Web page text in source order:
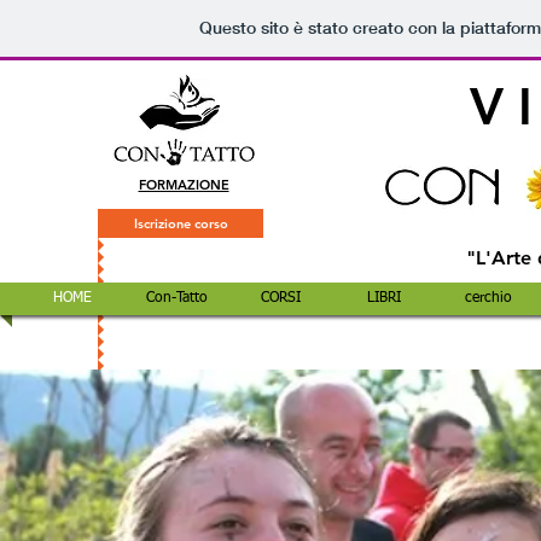
Questo sito è stato creato con la
FORMAZIONE
Iscrizione corso
V
"L'Arte
HOME Con-Tatto CORSI LIBRI cerchio